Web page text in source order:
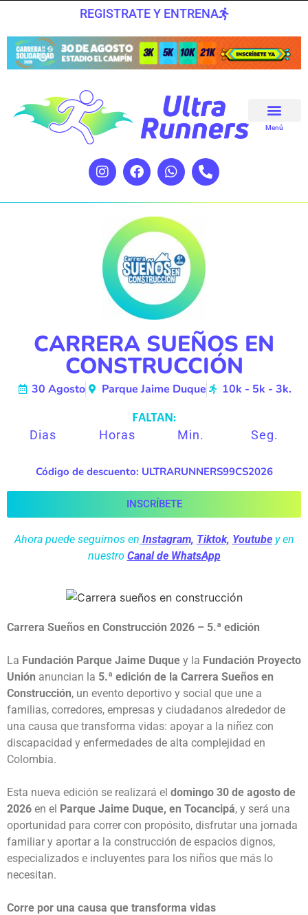
REGISTRATE Y ENTRENA
Menú
CARRERA SUEÑOS EN
CONSTRUCCIÓN
30 Agosto Parque Jaime Duque 10k - 5k - 3k.
FALTAN:
Dias Horas Min. Seg.
Código de descuento: ULTRARUNNERS99CS2026
INSCRÍBETE
Ahora puede seguirnos en Instagram, Tiktok, Youtubey en
nuestro Canal de WhatsApp
Carrera Sueños en Construcción 2026 – 5.ª edición
La Fundación Parque Jaime Duque y la Fundación Proyecto
Unión anuncian la 5.ª edición de la Carrera Sueños en
Construcción, un evento deportivo y social que une a
familias, corredores, empresas y ciudadanos alrededor de
una causa que transforma vidas: apoyar a la niñez con
discapacidad y enfermedades de alta complejidad en
Colombia.
Esta nueva edición se realizará el domingo 30 de agosto de
2026 en el Parque Jaime Duque, en Tocancipá, y será una
oportunidad para correr con propósito, disfrutar una jornada
familiar y aportar a la construcción de espacios dignos,
especializados e incluyentes para los niños que más lo
necesitan.
Corre por una causa que transforma vidas